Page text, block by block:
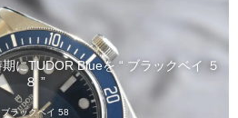
にTUDOR Blueを “ ブラックベイ ５
８ ”
ブラックベイ 58